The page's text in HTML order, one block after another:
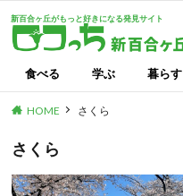
新百合ヶ丘がもっと好きになる発見サイト
食べる 学ぶ 暮らす
HOME さくら
さくら